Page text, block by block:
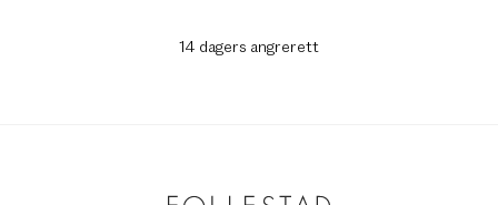
14 dagers angrerett